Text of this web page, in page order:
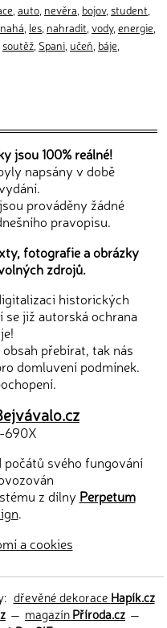
auto nevěra bojov, student
nahá les nahradit vody, energie
soutěž Spani učeň báje
jsou 100% reálné!
napsány v době
prováděny žádné
pravopisu.
fotografie a obrázky
zdrojů.
historických
již autorská ochrana
přebírat, tak nás
domluvení podmínek.
690X
počátů svého fungování
z dílny Perpetum
.
a cookies
dřevěné dekorace Hapík.cz
— magazínPříroda.cz —